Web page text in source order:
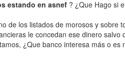
estando en asnef ? ¿Que Hago si
de los listados de morosos y sobre
le concedan ese dinero salvo
¿Que banco interesa más o